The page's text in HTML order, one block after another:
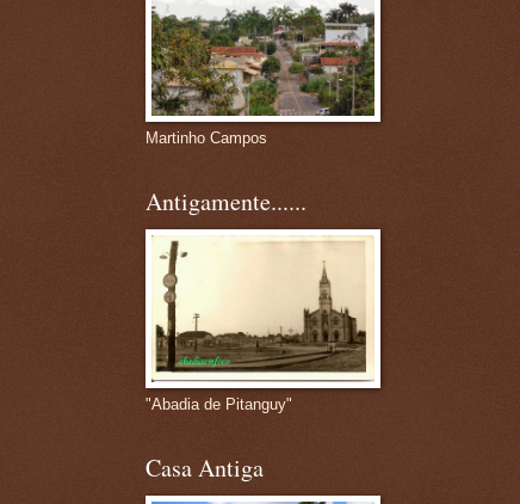
Martinho Campos
Antigamente......
"Abadia de Pitanguy"
Casa Antiga